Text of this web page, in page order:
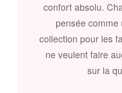
confort absolu.
pensée comme
collection pour les
ne veulent faire
sur la